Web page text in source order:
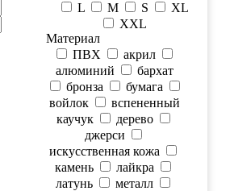
L
M S
XL
XXL
Материал
ПВХ
акрил
алюминий
бархат
бронза
бумага
войлок
вспененный
каучук
дерево
джерси
искусственная кожа
камень
лайкра
латунь
металл